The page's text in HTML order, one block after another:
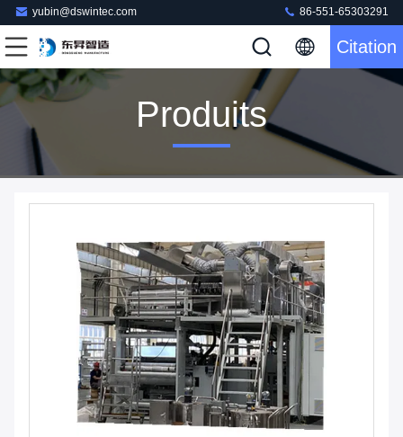
yubin@dswintec.com 86-551-65303291
Citation
Produits